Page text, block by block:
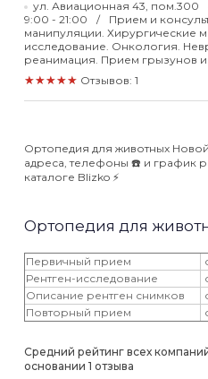
ул. Авиационная 43, пом.300
9:00 - 21:00
Прием и
манипуляции. Хирургические
исследование. Онкология.
реанимация. Прием грызунов
★★★★★ Отзывов: 1
Ортопедия для животных
адреса, телефоны ☎️ и график
каталоге Blizko ⚡️
Ортопедия для
Первичный прием
Рентген-исследование
Описание рентген снимков
Повторный прием
Средний рейтинг всех
основании 1 отзыва